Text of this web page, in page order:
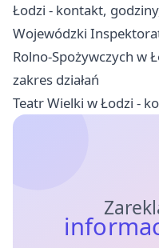
Łodzi - kontakt,
Wojewódzki
Rolno-Spożywczych w
zakres działań
Teatr Wielki w Łodzi -